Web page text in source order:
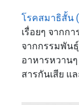
โรคสมา
โรคสมาธิสั้น
เรื่อยๆ จากก
จากกรรมพัน
อาหารหวาน
สารกันเสีย แ